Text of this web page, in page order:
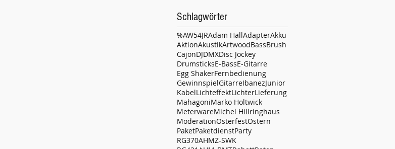
Schlagwörter
%AW54JRAdam HallAdapterAkku
AktionAkustikArtwoodBassBrush
CajonDJDMXDisc Jockey
DrumsticksE-BassE-Gitarre
Egg ShakerFernbedienung
GewinnspielGitarreIbanezJunior
KabelLichteffektLichterLieferung
MahagoniMarko Holtwick
MeterwareMichel Hillringhaus
ModerationOsterfestOstern
PaketPaketdienstParty
RG370AHMZ-SWK